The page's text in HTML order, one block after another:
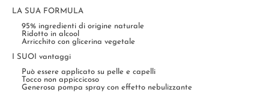
LA SUA FORMULA
95% ingredienti di origine naturale
Ridotto in alcool
Arricchito con glicerina vegetale
I SUOI vantaggi
Può essere applicato su pelle e capelli
Tocco non appiccicoso
Generosa pompa spray con effetto nebulizzante